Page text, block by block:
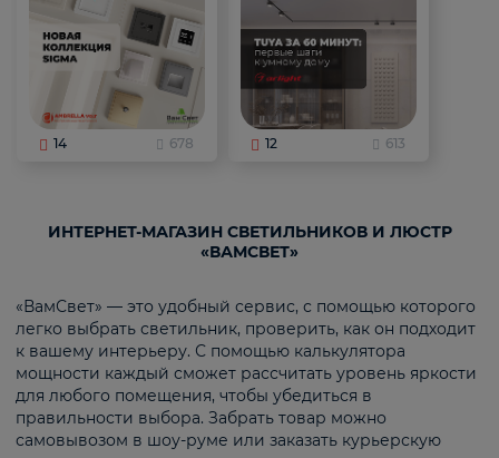
14 678 12 613
ИНТЕРНЕТ-МАГАЗИН СВЕТИЛЬНИКОВ И ЛЮСТР
«ВАМСВЕТ»
«ВамСвет» — это удобный сервис, с помощью которого
легко выбрать светильник, проверить, как он подходит
к вашему интерьеру. С помощью калькулятора
мощности каждый сможет рассчитать уровень яркости
для любого помещения, чтобы убедиться в
правильности выбора. Забрать товар можно
самовывозом в шоу-руме или заказать курьерскую